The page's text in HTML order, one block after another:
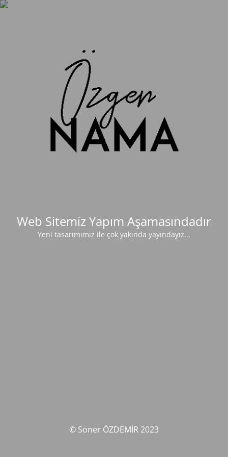
Web Sitemiz Yapım Aşamasındadır
Yeni tasarımımız ile çok yakında yayındayız...
© Soner ÖZDEMİR 2023